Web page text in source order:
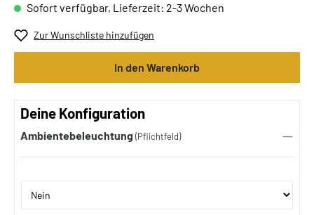
Sofort verfügbar, Lieferzeit: 2-3 Wochen
Zur Wunschliste hinzufügen
In den Warenkorb
Deine Konfiguration
Ambientebeleuchtung (Pflichtfeld)